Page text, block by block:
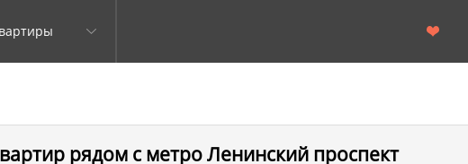
рядом с метро Ленинский проспект